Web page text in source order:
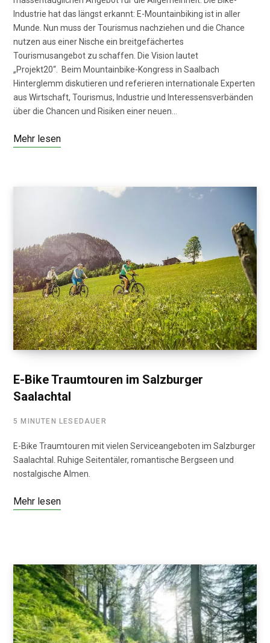
Industrie hat das längst erkannt: E-Mountainbiking ist in aller
Munde. Nun muss der Tourismus nachziehen und die Chance
nutzen aus einer Nische ein breitgefächertes
Tourismusangebot zu schaffen. Die Vision lautet
„Projekt20“. Beim Mountainbike-Kongress in Saalbach
Hinterglemm diskutieren und referieren internationale Experten
aus Wirtschaft, Tourismus, Industrie und Interessensverbänden
über die Chancen und Risiken einer neuen…
Mehr lesen
E-Bike Traumtouren im Salzburger
Saalachtal
5 MINUTEN LESEDAUER
E-Bike Traumtouren mit vielen Serviceangeboten im Salzburger
Saalachtal. Ruhige Seitentäler, romantische Bergseen und
nostalgische Almen.
Mehr lesen